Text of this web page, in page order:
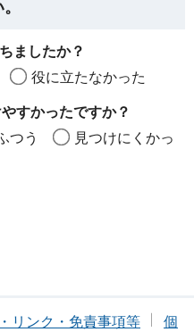
ましたか？
役に立たなかった
すかったですか？
つう
見つけにくかっ
リンク・免責事項等
個